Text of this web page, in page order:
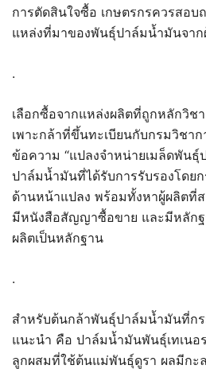
การตัดสินใจซื้อ เกษตรกรควรสอ
แหล่งที่มาของพันธุ์ปาล์มน้ำมันจาก
.
เลือกซื้อจากแหล่งผลิตที่ถูกหลักวิช
เพาะกล้าที่ขึ้นทะเบียนกับกรมวิชา
ข้อความ “แปลงจำหน่ายเมล็ดพัน
ปาล์มน้ำมันที่ได้รับการรับรองโดยก
ด้านหน้าแปลง พร้อมทั้งหาผู้ผลิตที่
มีหนังสือสัญญาซื้อขาย และมีหลักฐ
ผลิตเป็นหลักฐาน
.
สำหรับต้นกล้าพันธุ์ปาล์มน้ำมันที่กร
แนะนำ คือ ปาล์มน้ำมันพันธุ์เทเนอ
ลูกผสมที่ใช้ต้นแม่พันธุ์ดูรา ผลมีกะ